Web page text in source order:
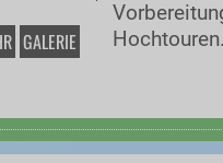
GALERIE